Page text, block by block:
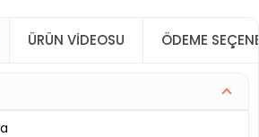
ÜRÜN VIDEOSU ÖDEME